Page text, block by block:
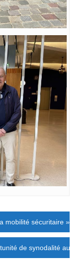
mobilité sécuritaire »
de synodalité au